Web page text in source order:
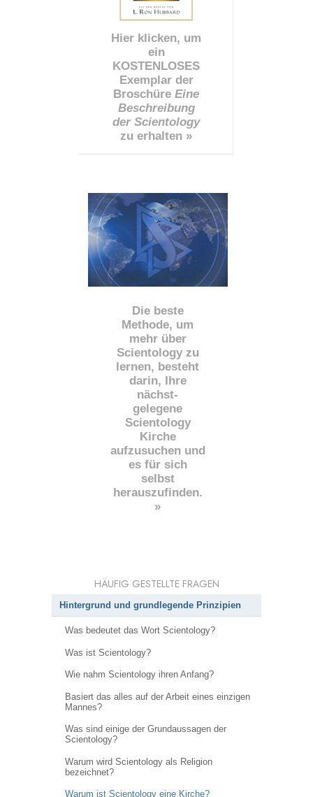
Hier klicken, um
ein
KOSTENLOSES
Exemplar der
Broschüre Eine
Beschreibung
der Scientology
zu erhalten »
Die beste
Methode, um
mehr über
Scientology zu
lernen, besteht
darin, Ihre
nächst-
gelegene
Scientology
Kirche
aufzusuchen und
es für sich
selbst
herauszufinden.
»
HÄUFIG GESTELLTE FRAGEN
Hintergrund und grundlegende Prinzipien
Was bedeutet das Wort Scientology?
Was ist Scientology?
Wie nahm Scientology ihren Anfang?
Basiert das alles auf der Arbeit eines einzigen
Mannes?
Was sind einige der Grundaussagen der
Scientology?
Warum wird Scientology als Religion
bezeichnet?
Warum ist Scientology eine Kirche?